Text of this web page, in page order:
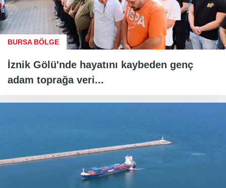
BURSA BÖLGE
İznik Gölü'nde hayatını kaybeden genç
adam toprağa veri...